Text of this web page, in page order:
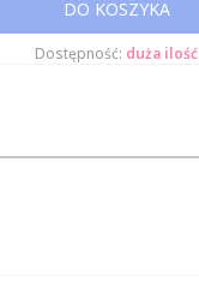
DO KOSZYKA
Dostępność: duża ilość